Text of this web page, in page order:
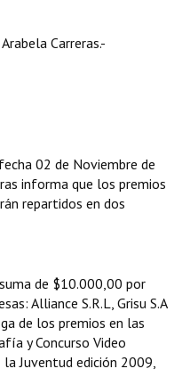
Carreras.-
02 de Noviembre de
informa que los premios
repartidos en dos
de $10.000,00 por
Alliance S.R.L, Grisu S.A
de los premios en las
y Concurso Video
Juventud edición 2009,